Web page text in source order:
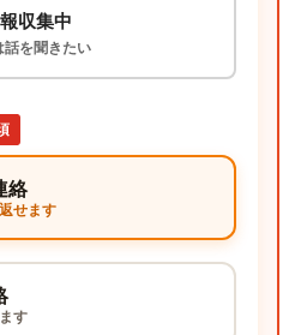
収集中
話を聞きたい
絡
せます
す